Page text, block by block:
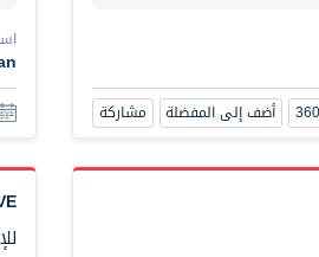
أضف إلى المفضلة مشاركة